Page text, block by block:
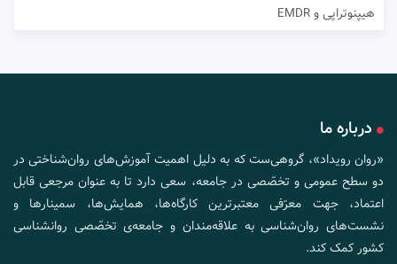
هیپنوتراپی و EMDR
درباره ما
«روان رویداد»، گروهی‌ست که به دلیل اهمیت آموزش‌های روان‌شناختی در
دو سطح عمومی و تخصّصی در جامعه، سعی دارد تا به عنوان مرجعی قابل
اعتماد، جهت معرّفی معتبرترین کارگاه‌ها، همایش‌ها، سمینارها و
نشست‌های روان‌شناسی به علاقه‌مندان و جامعه‌ی تخصّصی روانشناسی
کشور کمک کند.